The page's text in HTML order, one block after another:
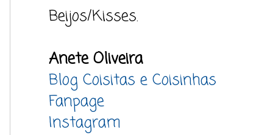
Beijos/Kisses.
Anete Oliveira
Blog Coisitas e Coisinhas
Fanpage
Instagram